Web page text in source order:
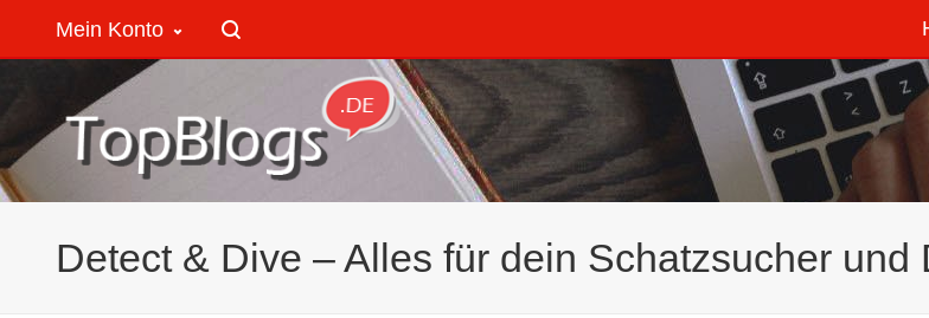
Mein Konto
Detect & Dive – Alles für dein Schatzsucher und